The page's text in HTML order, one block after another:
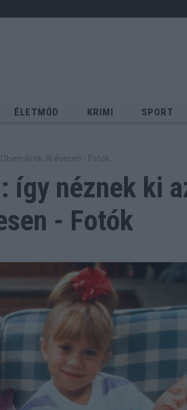
ÉLETMÓD KRIMI SPORT
ikrek 36 évesen - Fotók
így néznek ki
- Fotók